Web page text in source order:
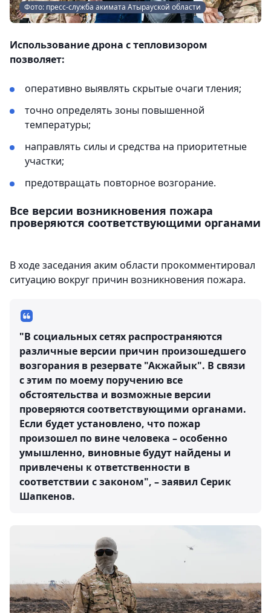
Фото: пресс-служба акимата Атырауской области
Использование дрона с тепловизором
позволяет:
оперативно выявлять скрытые очаги тления;
точно определять зоны повышенной
температуры;
направлять силы и средства на приоритетные
участки;
предотвращать повторное возгорание.
Все версии возникновения пожара
проверяются соответствующими органами
В ходе заседания аким области прокомментировал
ситуацию вокруг причин возникновения пожара.
"В социальных сетях распространяются
различные версии причин произошедшего
возгорания в резервате "Акжайык". В связи
с этим по моему поручению все
обстоятельства и возможные версии
проверяются соответствующими органами.
Если будет установлено, что пожар
произошел по вине человека – особенно
умышленно, виновные будут найдены и
привлечены к ответственности в
соответствии с законом", – заявил Серик
Шапкенов.